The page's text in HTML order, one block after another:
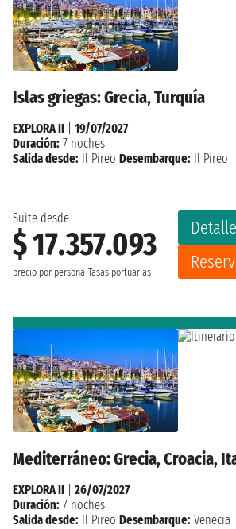
Islas griegas: Grecia, Turquía
Suite desde
$ 17.357.093
precio por persona Tasas portuarias
EXPLORA II
19/07/2027
Duración: 7 noches
Salida desde: Il Pireo Desembarque: Il Pireo
Mediterráneo: Grecia, Croacia,
EXPLORA II
26/07/2027
Duración: 7 noches
Salida desde: Il Pireo Desembarque: Venecia